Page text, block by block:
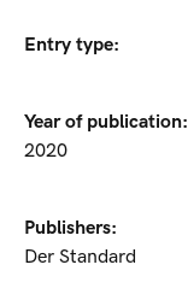
Entry type:
Year of publication:
2020
Publishers:
Der Standard